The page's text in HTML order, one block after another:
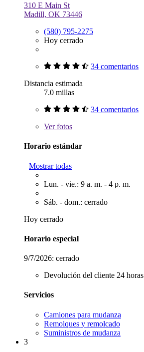
310 E Main St
Madill, OK 73446
(580) 795-2275
Hoy cerrado
34 comentarios
Distancia estimada
7.0 millas
34 comentarios
Verfotos
Horario estándar
Mostrar todas
Lun. - vie.: 9 a. m. - 4 p. m.
Sáb. - dom.: cerrado
Hoy cerrado
Horario especial
9/7/2026: cerrado
Devolución del cliente 24 horas
Servicios
Camiones para mudanza
Remolques y remolcado
Suministros de mudanza
3